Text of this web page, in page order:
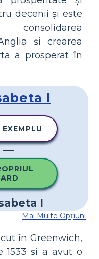
decenii și este
și crearea
a prosperat în
I
—
Mai Multe Opțiuni
în Greenwich,
1533 și a avut o